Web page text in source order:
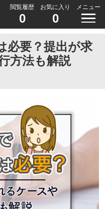
閲覧履歴
0
お気に入り
0
メニュー
必要？提出が求
方法も解説